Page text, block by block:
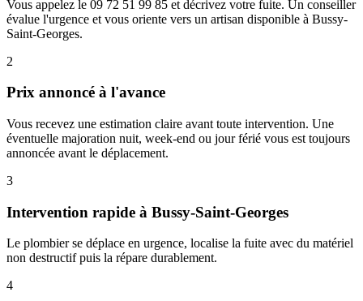
Vous appelez le 09 72 51 99 85 et décrivez votre fuite. Un conseiller
évalue l'urgence et vous oriente vers un artisan disponible à Bussy-
Saint-Georges.
2
Prix annoncé à l'avance
Vous recevez une estimation claire avant toute intervention. Une
éventuelle majoration nuit, week-end ou jour férié vous est toujours
annoncée avant le déplacement.
3
Intervention rapide à Bussy-Saint-Georges
Le plombier se déplace en urgence, localise la fuite avec du matériel
non destructif puis la répare durablement.
4